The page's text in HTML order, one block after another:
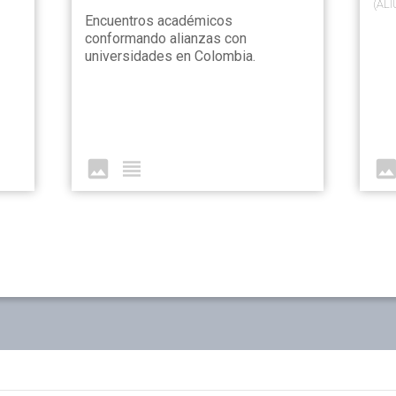
Encuentros académicos
conformando alianzas con
universidades en Colombia.
image view_headline image